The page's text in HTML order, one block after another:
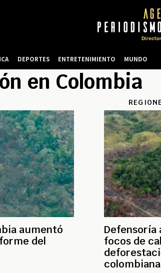
en Colombia
aumentó
del
Defensoría
focos de
colombiana
DEPORTES ENTRETENIMIENTO MUNDO